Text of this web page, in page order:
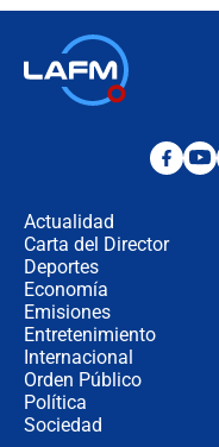
Actualidad
Carta del Director
Deportes
Economía
Emisiones
Entretenimiento
Internacional
Orden Público
Política
Sociedad